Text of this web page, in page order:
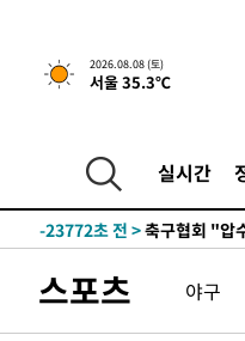
2026.08.08 (토)
서울 35.3℃
실시간
-4036초 전 >[속보]뉴욕증
-30527초 전 >
여수 오동도
-26754초 전 >
주 날씨]
-23772초 전 >축구협회 "압
송"
-10910초 전 >
'최고 37도'
-4036초 전 >[속보]뉴욕증
스포츠 야구